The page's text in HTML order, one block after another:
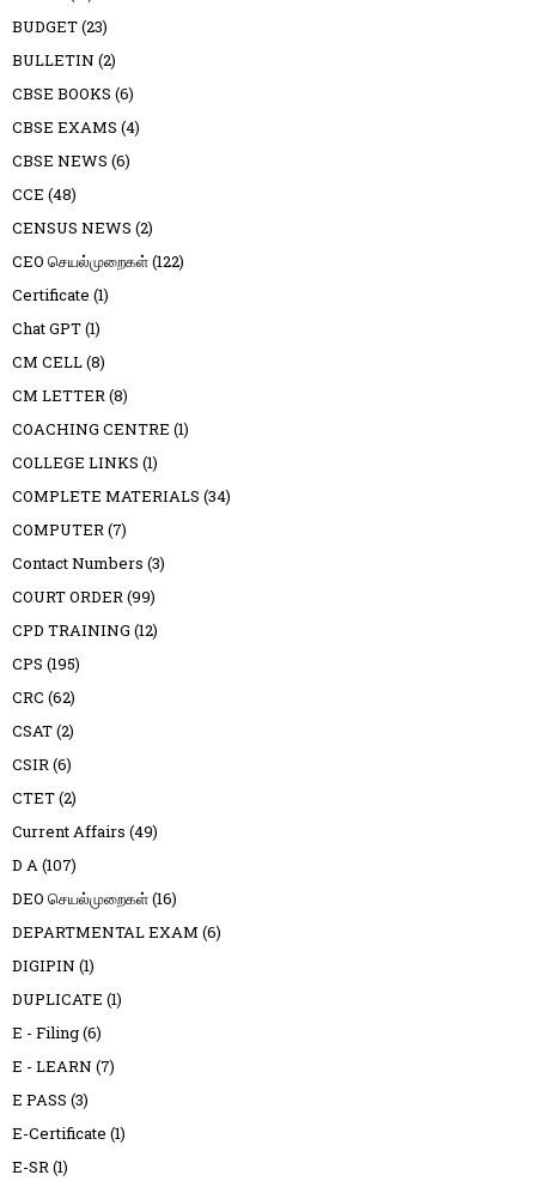
BUDGET(23)
BULLETIN (2)
CBSE BOOKS (6)
CBSE EXAMS (4)
CBSE NEWS (6)
CCE (48)
CENSUS NEWS (2)
CEO செயல்முறைகள்(122)
Certificate (1)
Chat GPT(1)
CM CELL(8)
CM LETTER(8)
COACHING CENTRE (1)
COLLEGE LINKS (1)
COMPLETE MATERIALS (34)
COMPUTER(7)
Contact Numbers (3)
COURT ORDER(99)
CPD TRAINING (12)
CPS (195)
CRC (62)
CSAT(2)
CSIR(6)
CTET(2)
Current Affairs (49)
D A(107)
DEO செயல்முறைகள்(16)
DEPARTMENTAL EXAM (6)
DIGIPIN (1)
DUPLICATE (1)
E - Filing(6)
E - LEARN (7)
E PASS (3)
E-Certificate (1)
E-SR(1)